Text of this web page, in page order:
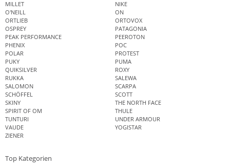
MILLET
NIKE
O'NEILL
ON
ORTLIEB
ORTOVOX
OSPREY
PATAGONIA
PEAK PERFORMANCE
PEEROTON
PHENIX
POC
POLAR
PROTEST
PUKY
PUMA
QUIKSILVER
ROXY
RUKKA
SALEWA
SALOMON
SCARPA
SCHÖFFEL
SCOTT
SKINY
THE NORTH FACE
SPIRIT OF OM
THULE
TUNTURI
UNDER ARMOUR
VAUDE
YOGISTAR
ZIENER
Top Kategorien